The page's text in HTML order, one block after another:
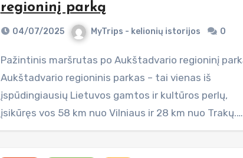
regioninį parką
04/07/2025 MyTrips - kelionių istorijos 0
Pažintinis maršrutas po Aukštadvario regioninį parką
Aukštadvario regioninis parkas – tai vienas iš
įspūdingiausių Lietuvos gamtos ir kultūros perlų,
įsikūręs vos 58 km nuo Vilniaus ir 28 km nuo Trakų.…